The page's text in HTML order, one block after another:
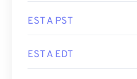
EST A PST
EST A EDT